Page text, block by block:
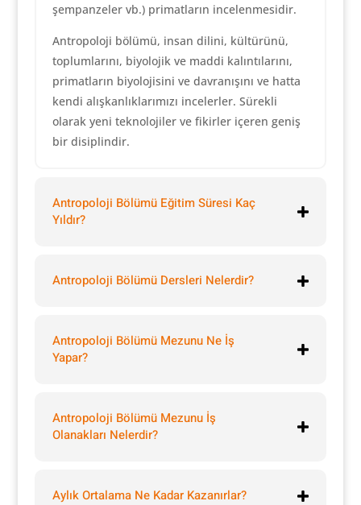
şempanzeler vb.) primatların incelenmesidir.
Antropoloji bölümü, insan dilini, kültürünü,
toplumlarını, biyolojik ve maddi kalıntılarını,
primatların biyolojisini ve davranışını ve hatta
kendi alışkanlıklarımızı incelerler. Sürekli
olarak yeni teknolojiler ve fikirler içeren geniş
bir disiplindir.
Antropoloji Bölümü Eğitim Süresi Kaç
Yıldır?
Antropoloji Bölümü Dersleri Nelerdir?
Antropoloji Bölümü Mezunu Ne İş
Yapar?
Antropoloji Bölümü Mezunu İş
Olanakları Nelerdir?
Aylık Ortalama Ne Kadar Kazanırlar?